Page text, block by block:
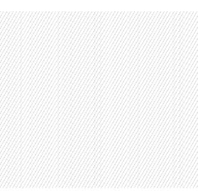
Skip to main content